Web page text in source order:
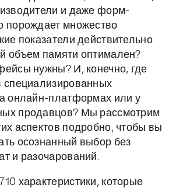
и даже форм-
порождает множество
показатели действительно
объем памяти оптимален?
нужны? И, конечно, где
специализированных
онлайн-платформах или у
продавцов? Мы рассмотрим
аспектов подробно, чтобы вы
осознанный выбор без
и разочарований.
характеристики, которые